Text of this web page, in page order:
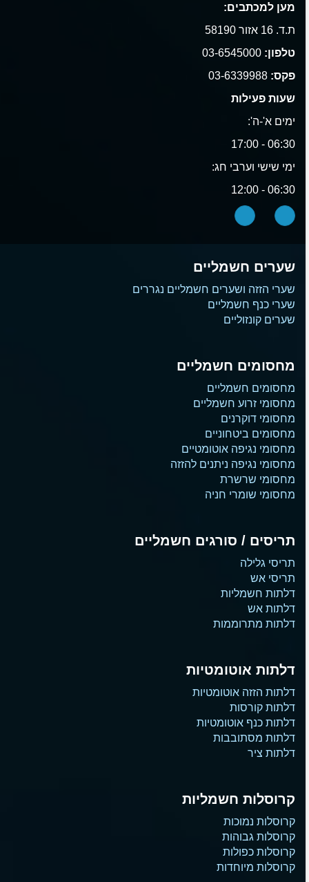
מען למכתבים:
ת.ד. 16 אזור 58190
טלפון:
פקס:
שעות פעילות
ימים א'-ה':
06:30 - 17:00
ימי שישי וערבי חג:
06:30 - 12:00
שערים חשמליים
שערי הזזה ושערים חשמליים נגררים
שערי כנף חשמליים
שערים קונזוליים
מחסומים חשמליים
מחסומים חשמליים
מחסומי זרוע חשמליים
מחסומי דוקרנים
מחסומים ביטחוניים
מחסומי נגיפה אוטומטיים
מחסומי נגיפה ניתנים להזזה
מחסומי שרשרת
מחסומי שומרי חניה
תריסים / סורגים חשמליים
תריסי גלילה
תריסי אש
דלתות חשמליות
דלתות אש
דלתות מתרוממות
דלתות אוטומטיות
דלתות הזזה אוטומטיות
דלתות קורסות
דלתות כנף אוטומטיות
דלתות מסתובבות
דלתות ציר
קרוסלות חשמליות
קרוסלות נמוכות
קרוסלות גבוהות
קרוסלות כפולות
קרוסלות מיוחדות